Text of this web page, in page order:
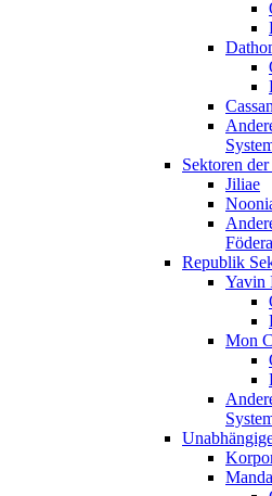
Sektoren
Jiliae
Republik
Yavin
Mon